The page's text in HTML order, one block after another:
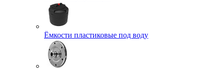
Ёмкости пластиковые под воду